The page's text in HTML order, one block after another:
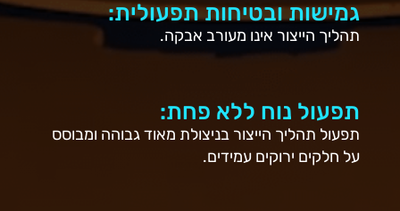
גמישות ובטיחות תפעולית:
תהליך הייצור אינו מעורב אבקה.
תפעול נוח ללא פחת:
תפעול תהליך הייצור בניצולת מאוד גבוהה ומבוסס
על חלקים ירוקים עמידים.